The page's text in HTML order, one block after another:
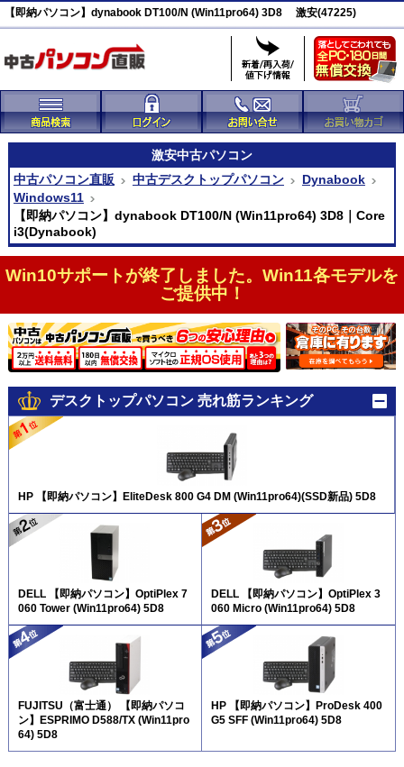
【即納パソコン】dynabook DT100/N (Win11pro64) 3D8 激安(47225)
激安中古パソコン
中古パソコン直販
中古デスクトップパソコン
Dynabook
Windows11
【即納パソコン】dynabook DT100/N (Win11pro64) 3D8｜Core
i3(Dynabook)
Win10サポートが終了しました。Win11各モデルを
ご提供中！
デスクトップパソコン 売れ筋ランキング
HP 【即納パソコン】EliteDesk 800 G4 DM (Win11pro64)(SSD新品) 5D8
DELL 【即納パソコン】OptiPlex 7
060 Tower (Win11pro64) 5D8
DELL 【即納パソコン】OptiPlex 3
060 Micro (Win11pro64) 5D8
FUJITSU（富士通） 【即納パソコ
ン】ESPRIMO D588/TX (Win11pro
64) 5D8
HP 【即納パソコン】ProDesk 400
G5 SFF (Win11pro64) 5D8